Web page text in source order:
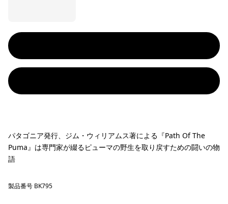
パタゴニア発行、ジム・ウィリアムス著による『Path Of The
Puma』は専門家が綴るピューマの野生を取り戻すための闘いの物
語
製品番号 BK795